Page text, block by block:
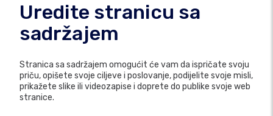
Uredite stranicu sa
sadržajem
Stranica sa sadržajem omogućit će vam da ispričate svoju
priču, opišete svoje ciljeve i poslovanje, podijelite svoje misli,
prikažete slike ili videozapise i doprete do publike svoje web
stranice.